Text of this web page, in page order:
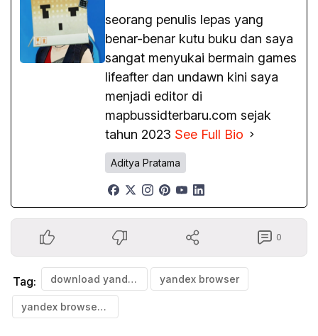
seorang penulis lepas yang
benar-benar kutu buku dan saya
sangat menyukai bermain games
lifeafter dan undawn kini saya
menjadi editor di
mapbussidterbaru.com sejak
tahun 2023 See Full Bio
Aditya Pratama
0
Tag: download yandex browser yandex browser
yandex browser jepang